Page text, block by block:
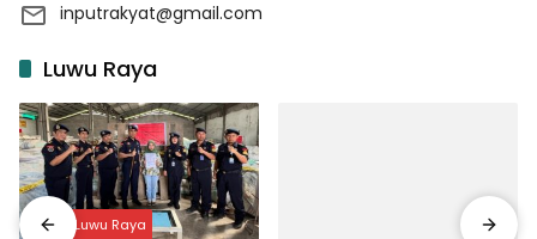
inputrakyat@gmail.com
Luwu Raya
Input Luwu Raya